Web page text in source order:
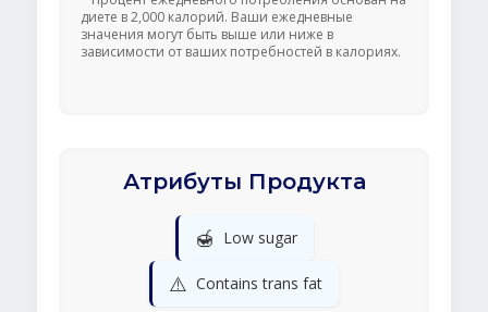
диете в 2,000 калорий. Ваши ежедневные
значения могут быть выше или ниже в
зависимости от ваших потребностей в калориях.
Атрибуты Продукта
🍯 Low sugar
⚠️ Contains trans fat